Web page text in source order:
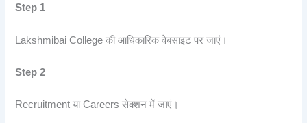
Step 1
Lakshmibai College की आधिकारिक वेबसाइट पर जाएं।
Step 2
Recruitment या Careers सेक्शन में जाएं।